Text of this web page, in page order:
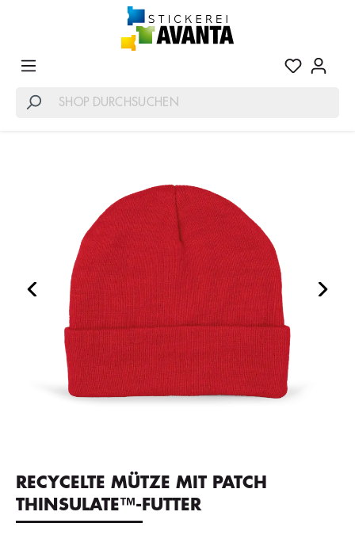
RECYCELTE MÜTZE MIT PATCH
THINSULATE™-FUTTER